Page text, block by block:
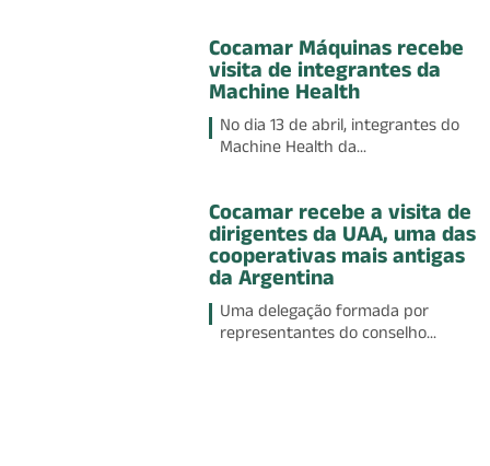
Cocamar Máquinas recebe
visita de integrantes da
Machine Health
No dia 13 de abril, integrantes do
Machine Health da...
Cocamar recebe a visita de
dirigentes da UAA, uma das
cooperativas mais antigas
da Argentina
Uma delegação formada por
representantes do conselho...